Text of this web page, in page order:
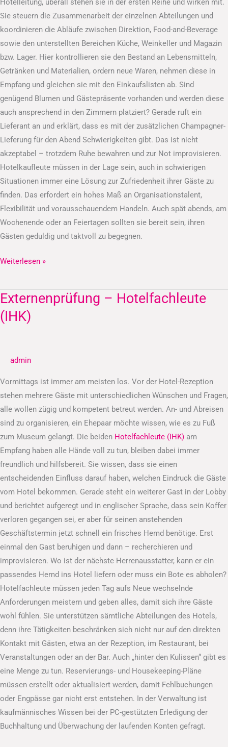
Hotelleitung, überall stehen sie in der ersten Reihe und wirken mit.
Sie steuern die Zusammenarbeit der einzelnen Abteilungen und
koordinieren die Abläufe zwischen Direktion, Food-and-Beverage
sowie den unterstellten Bereichen Küche, Weinkeller und Magazin
bzw. Lager. Hier kontrollieren sie den Bestand an Lebensmitteln,
Getränken und Materialien, ordern neue Waren, nehmen diese in
Empfang und gleichen sie mit den Einkaufslisten ab. Sind
genügend Blumen und Gästepräsente vorhanden und werden diese
auch ansprechend in den Zimmern platziert? Gerade ruft ein
Lieferant an und erklärt, dass es mit der zusätzlichen Champagner-
Lieferung für den Abend Schwierigkeiten gibt. Das ist nicht
akzeptabel – trotzdem Ruhe bewahren und zur Not improvisieren.
Hotelkaufleute müssen in der Lage sein, auch in schwierigen
Situationen immer eine Lösung zur Zufriedenheit ihrer Gäste zu
finden. Das erfordert ein hohes Maß an Organisationstalent,
Flexibilität und vorausschauendem Handeln. Auch spät abends, am
Wochenende oder an Feiertagen sollten sie bereit sein, ihren
Gästen geduldig und taktvoll zu begegnen.
Weiterlesen »
Externenprüfung – Hotelfachleute
(IHK)
admin
Vormittags ist immer am meisten los. Vor der Hotel-Rezeption
stehen mehrere Gäste mit unterschiedlichen Wünschen und Fragen,
alle wollen zügig und kompetent betreut werden. An- und Abreisen
sind zu organisieren, ein Ehepaar möchte wissen, wie es zu Fuß
zum Museum gelangt. Die beiden Hotelfachleute (IHK) am
Empfang haben alle Hände voll zu tun, bleiben dabei immer
freundlich und hilfsbereit. Sie wissen, dass sie einen
entscheidenden Einfluss darauf haben, welchen Eindruck die Gäste
vom Hotel bekommen. Gerade steht ein weiterer Gast in der Lobby
und berichtet aufgeregt und in englischer Sprache, dass sein Koffer
verloren gegangen sei, er aber für seinen anstehenden
Geschäftstermin jetzt schnell ein frisches Hemd benötige. Erst
einmal den Gast beruhigen und dann – recherchieren und
improvisieren. Wo ist der nächste Herrenausstatter, kann er ein
passendes Hemd ins Hotel liefern oder muss ein Bote es abholen?
Hotelfachleute müssen jeden Tag aufs Neue wechselnde
Anforderungen meistern und geben alles, damit sich ihre Gäste
wohl fühlen. Sie unterstützen sämtliche Abteilungen des Hotels,
denn ihre Tätigkeiten beschränken sich nicht nur auf den direkten
Kontakt mit Gästen, etwa an der Rezeption, im Restaurant, bei
Veranstaltungen oder an der Bar. Auch „hinter den Kulissen“ gibt es
eine Menge zu tun. Reservierungs- und Housekeeping-Pläne
müssen erstellt oder aktualisiert werden, damit Fehlbuchungen
oder Engpässe gar nicht erst entstehen. In der Verwaltung ist
kaufmännisches Wissen bei der PC-gestützten Erledigung der
Buchhaltung und Überwachung der laufenden Konten gefragt.
Externenprüfung
–
Hotelfachleute